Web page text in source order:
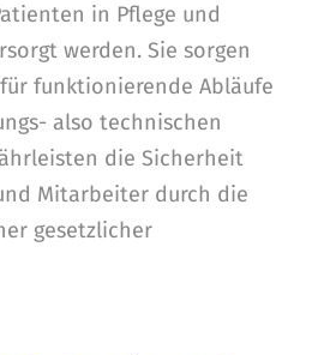
in Pflege und
werden. Sie sorgen
funktionierende Abläufe
also technischen
die Sicherheit
Mitarbeiter durch die
gesetzlicher